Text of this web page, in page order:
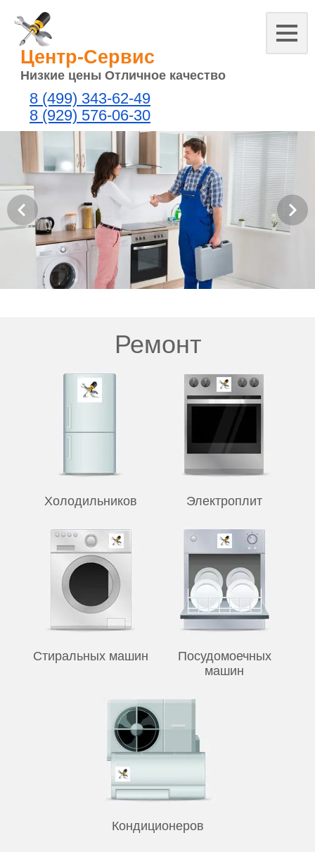
Центр-Сервис
Низкие цены Отличное качество
8 (499) 343-62-49
8 (929) 576-06-30
Ремонт
Холодильников Электроплит
Стиральных машин
Посудомоечных
машин
Кондиционеров